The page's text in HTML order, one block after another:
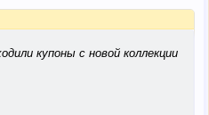
купоны с новой коллекции